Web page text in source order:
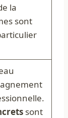
la
sont
sont